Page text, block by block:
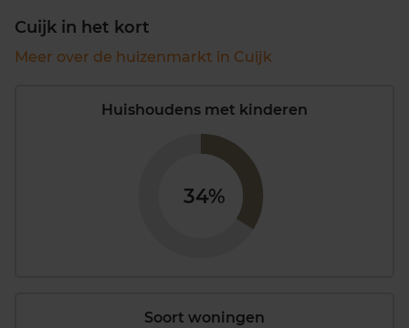
Cuijk in het kort
Meer over de huizenmarkt in Cuijk
Huishoudens met kinderen
34%
Soort woningen